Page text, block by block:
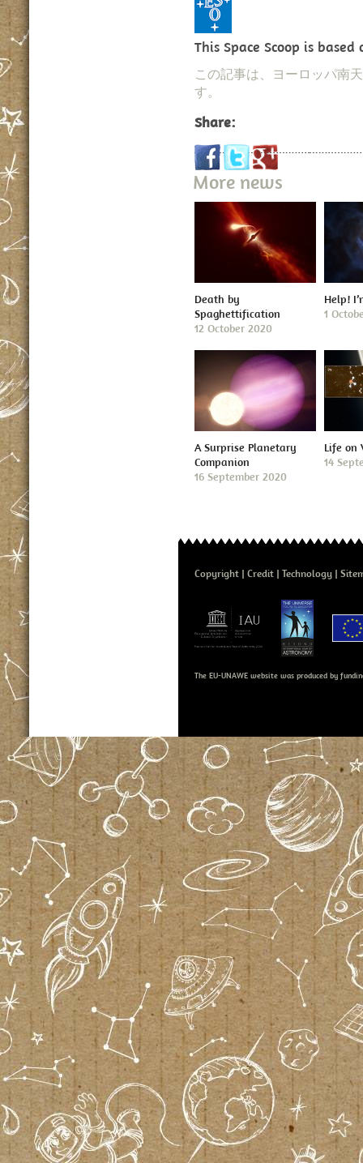
This Space Scoop is
この記事は、ヨーロッパ南
す。
Share:
More news
Death by
Spaghettification
12 October 2020
Help!
1
A Surprise Planetary
Companion
16 September 2020
Life on
14
Copyright Credit Technology
The EU-UNAWE website was produced by